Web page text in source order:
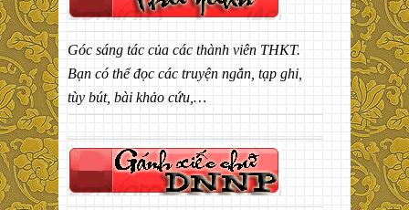
Góc sáng tác của các thành viên THKT.
Bạn có thể đọc các truyện ngắn, tạp ghi,
tùy bút, bài khảo cứu,…